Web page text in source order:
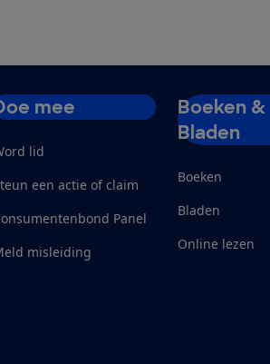
mee
lid
een actie of claim
Panel
misleiding
Boeken &
Bladen
Boeken
Bladen
Online lezen